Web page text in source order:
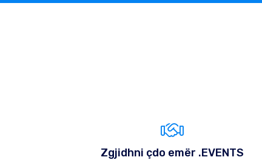
Zgjidhni çdo emër .EVENTS